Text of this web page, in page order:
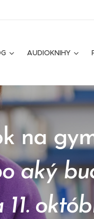
AUDIOKNIHY
na
aký